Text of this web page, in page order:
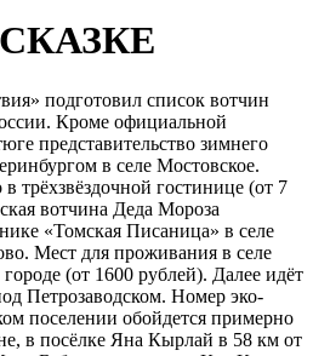
подготовил список вотчин
Кроме официальной
представительство зимнего
в селе Мостовское.
трёхзвёздочной гостинице (от 7
вотчина Деда Мороза
«Томская Писаница» в селе
Мест для проживания в селе
(от 1600 рублей). Далее идёт
Петрозаводском. Номер эко-
поселении обойдется примерно
в посёлке Яна Кырлай в 58 км от